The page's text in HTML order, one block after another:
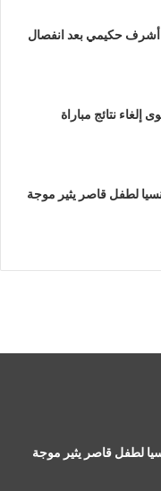
أشرف حكيمي بعد انفصال
نتائج مباراة
لطفل قاصر يثير موجة
لطفل قاصر يثير موجة